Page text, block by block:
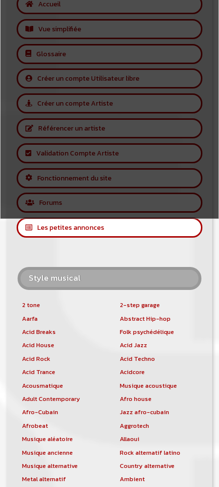
Accueil
Vue simplifiée
Glossaire
Créer un compte Utilisateur libre
Créer un compte Artiste
Référencer un artiste
Validation Compte Artiste
Fonctionnement du site
Forums
Les petites annonces
Style musical
2 tone
2-step garage
Aarfa
Abstract Hip-hop
Acid Breaks
Folk psychédélique
Acid House
Acid Jazz
Acid Rock
Acid Techno
Acid Trance
Acidcore
Acousmatique
Musique acoustique
Adult Contemporary
Afro house
Afro-Cubain
Jazz afro-cubain
Afrobeat
Aggrotech
Musique aléatoire
Allaoui
Musique ancienne
Rock alternatif latino
Musique alternative
Country alternative
Metal alternatif
Ambient